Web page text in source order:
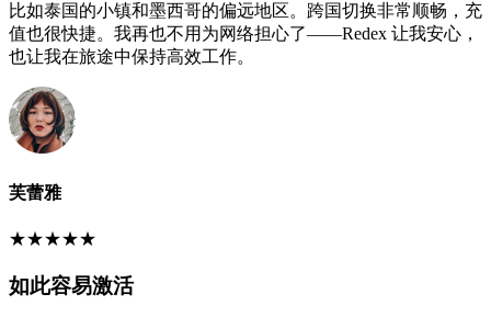
比如泰国的小镇和墨西哥的偏远地区。跨国切换非常顺畅，充
值也很快捷。我再也不用为网络担心了——Redex 让我安心，
也让我在旅途中保持高效工作。
芙蕾雅
★★★★★
如此容易激活